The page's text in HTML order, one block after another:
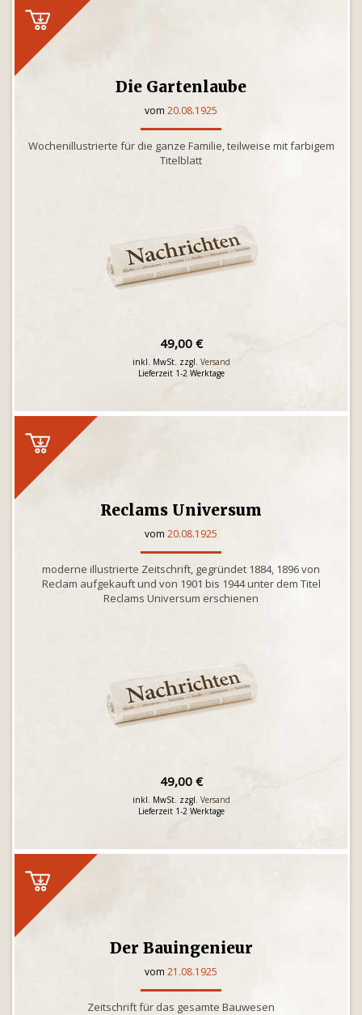
Die Gartenlaube
vom 20.08.1925
Wochenillustrierte für die ganze Familie, teilweise mit farbigem
Titelblatt
49,00 €
inkl. MwSt. zzgl. Versand
Lieferzeit 1-2 Werktage
Reclams Universum
vom 20.08.1925
moderne illustrierte Zeitschrift, gegründet 1884, 1896 von
Reclam aufgekauft und von 1901 bis 1944 unter dem Titel
Reclams Universum erschienen
49,00 €
inkl. MwSt. zzgl. Versand
Lieferzeit 1-2 Werktage
Der Bauingenieur
vom 21.08.1925
Zeitschrift für das gesamte Bauwesen